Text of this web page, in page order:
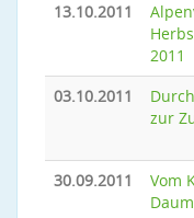
13.10.2011
2011
03.10.2011
zur
30.09.2011
Vom